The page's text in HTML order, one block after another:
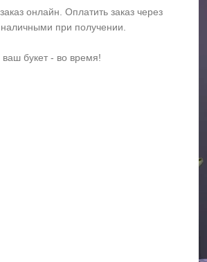
онлайн. Оплатить заказ через
при получении.
букет - во время!